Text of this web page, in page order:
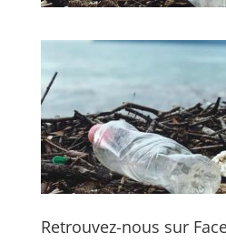
Retrouvez-nous sur